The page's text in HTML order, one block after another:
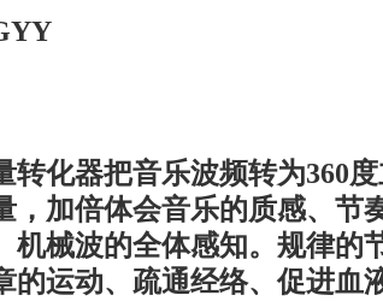
转化器把音乐波频转为360
，加倍体会音乐的质感、
机械波的全体感知。规律
的运动、疏通经络、促进